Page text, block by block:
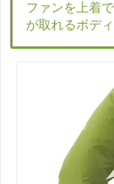
ファンを上着
が取れるボデ